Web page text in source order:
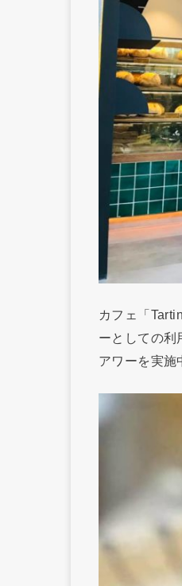
カフェ「
ーとしての利
アワーを実施